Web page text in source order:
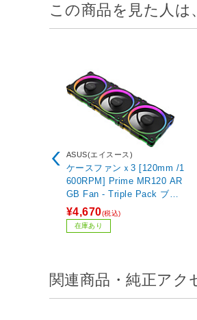
この商品を見た人は
ASUS(エイスース)
ケースファンｘ3 [120mm /1
600RPM] Prime MR120 AR
GB Fan - Triple Pack ブラ
ック MR120/ARGB/FAN/BL
ACK/3IN1
¥4,670(税込)
在庫あり
関連商品・純正アク